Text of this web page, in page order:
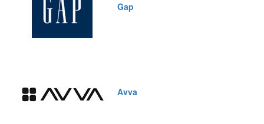
Gap
Avva